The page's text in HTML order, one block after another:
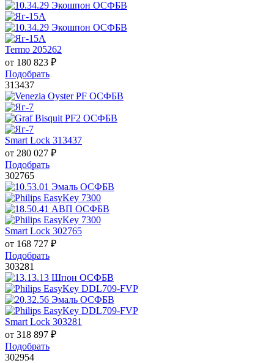
Termo 205262
от 180 823 ₽
Подобрать
313437
Smart Lock 313437
от 280 027 ₽
Подобрать
302765
Smart Lock 302765
от 168 727 ₽
Подобрать
303281
Smart Lock 303281
от 318 897 ₽
Подобрать
302954